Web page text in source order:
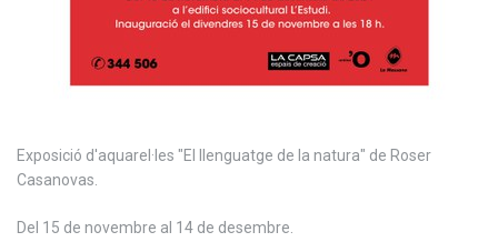
Exposició d'aquarel·les "El llenguatge de la natura" de Roser
Casanovas.
Del 15 de novembre al 14 de desembre.